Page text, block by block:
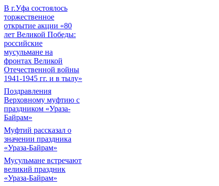
В г.Уфа состоялось
торжественное
открытие акции «80
лет Великой Победы:
российские
мусульмане на
фронтах Великой
Отечественной войны
1941-1945 гг. и в тылу»
Поздравления
Верховному муфтию с
праздником «Ураза-
Байрам»
Муфтий рассказал о
значении праздника
«Ураза-Байрам»
Мусульмане встречают
великий праздник
«Ураза-Байрам»